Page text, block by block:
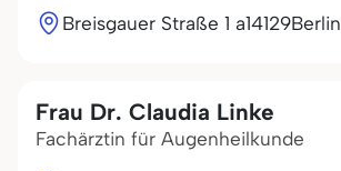
Breisgauer Straße 1 a14129Berlin
Frau Dr. Claudia Linke
Fachärztin für Augenheilkunde